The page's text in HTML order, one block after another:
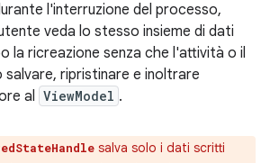
l'interruzione del processo,
veda lo stesso insieme di dati
la ricreazione senza che l'attività o il
ripristinare e inoltrare
al ViewModel .
salva solo i dati scritti